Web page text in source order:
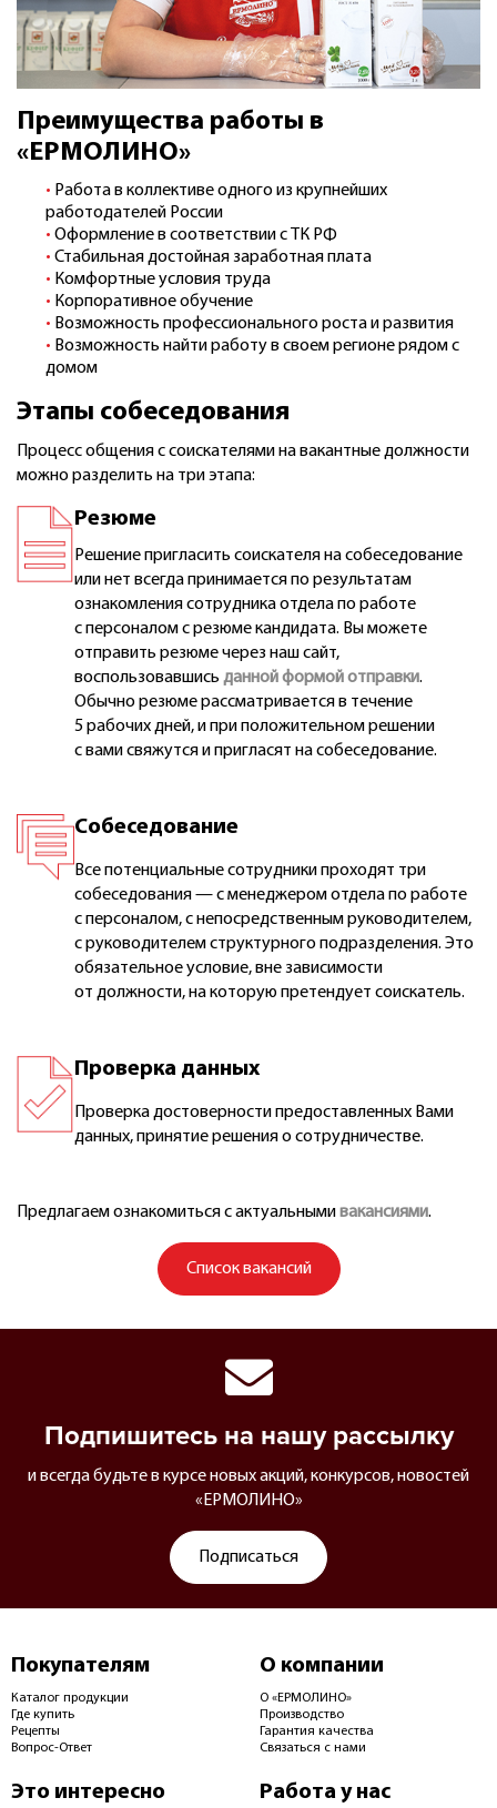
Преимущества работы в
«ЕРМОЛИНО»
Работа в коллективе одного из крупнейших
работодателей России
Оформление в соответствии с ТК РФ
Стабильная достойная заработная плата
Комфортные условия труда
Корпоративное обучение
Возможность профессионального роста и развития
Возможность найти работу в своем регионе рядом с
домом
Этапы собеседования
Процесс общения с соискателями на вакантные должности
можно разделить на три этапа:
Резюме
Решение пригласить соискателя на собеседование
или нет всегда принимается по результатам
ознакомления сотрудника отдела по работе
с персоналом с резюме кандидата. Вы можете
отправить резюме через наш сайт,
воспользовавшисьданной формой отправки.
Обычно резюме рассматривается в течение
5 рабочих дней, и при положительном решении
с вами свяжутся и пригласят на собеседование.
Собеседование
Все потенциальные сотрудники проходят три
собеседования — с менеджером отдела по работе
с персоналом, с непосредственным руководителем,
с руководителем структурного подразделения. Это
обязательное условие, вне зависимости
от должности, на которую претендует соискатель.
Проверка данных
Проверка достоверности предоставленных Вами
данных, принятие решения о сотрудничестве.
Предлагаем ознакомиться с актуальнымивакансиями.
Список вакансий
Подпишитесь на нашу рассылку
и всегда будьте в курсе новых акций, конкурсов, новостей
«ЕРМОЛИНО»
Подписаться
Покупателям
Каталог продукции
Где купить
Рецепты
Вопрос-Ответ
О компании
О «ЕРМОЛИНО»
Производство
Гарантия качества
Связаться с нами
Это интересно Работа у нас